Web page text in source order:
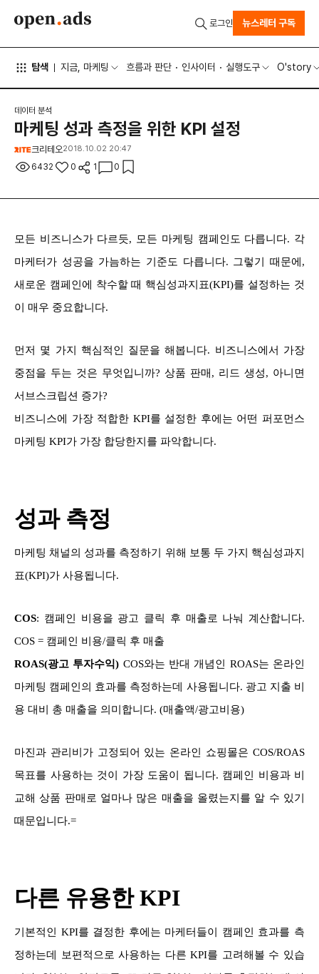
탐색 지금, 마케팅 흐름과 판단 인사이터 실행도구 O'story
로그인 뉴스레터 구독
데이터 분석
마케팅 성과 측정을 위한 KPI 설정
크리테오2018.10.02 20:47
6432 0 1 0
모든 비즈니스가 다르듯, 모든 마케팅 캠페인도 다릅니다. 각
마케터가 성공을 가늠하는 기준도 다릅니다. 그렇기 때문에,
새로운 캠페인에 착수할 때 핵심성과지표(KPI)를 설정하는 것
이 매우 중요합니다.
먼저 몇 가지 핵심적인 질문을 해봅니다. 비즈니스에서 가장
중점을 두는 것은 무엇입니까? 상품 판매, 리드 생성, 아니면
서브스크립션 증가?
비즈니스에 가장 적합한 KPI를 설정한 후에는 어떤 퍼포먼스
마케팅 KPI가 가장 합당한지를 파악합니다.
성과 측정
마케팅 채널의 성과를 측정하기 위해 보통 두 가지 핵심성과지
표(KPI)가 사용됩니다.
COS: 캠페인 비용을 광고 클릭 후 매출로 나눠 계산합니다.
COS = 캠페인 비용/클릭 후 매출
ROAS(광고 투자수익) COS와는 반대 개념인 ROAS는 온라인
마케팅 캠페인의 효과를 측정하는데 사용됩니다. 광고 지출 비
용 대비 총 매출을 의미합니다. (매출액/광고비용)
마진과 관리비가 고정되어 있는 온라인 쇼핑몰은 COS/ROAS
목표를 사용하는 것이 가장 도움이 됩니다. 캠페인 비용과 비
교해 상품 판매로 얼마나 많은 매출을 올렸는지를 알 수 있기
때문입니다.=
다른 유용한 KPI
기본적인 KPI를 결정한 후에는 마케터들이 캠페인 효과를 측
정하는데 보편적으로 사용하는 다른 KPI를 고려해볼 수 있습